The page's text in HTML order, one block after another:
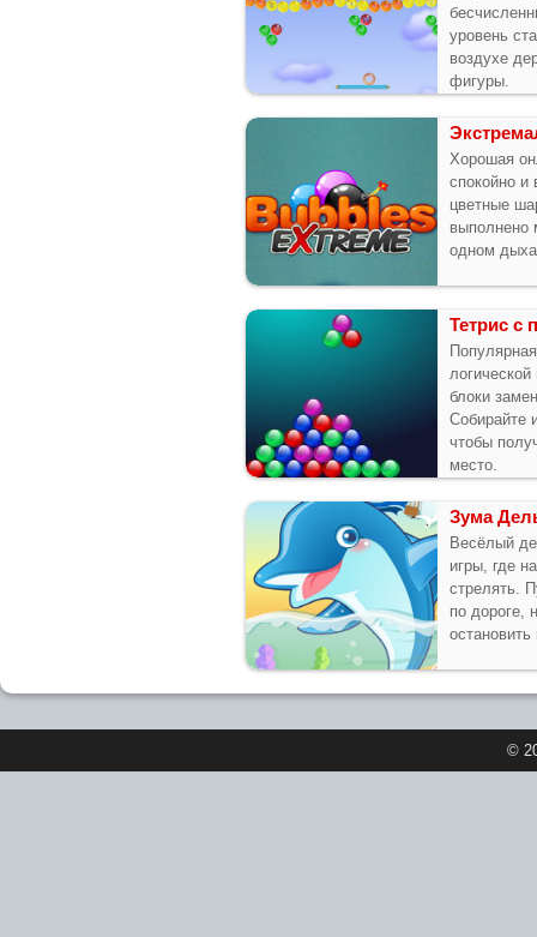
уровень
воздухе
фигуры.
Хорошая
спокойно и
цветные
выполнено
одном
Тетрис с
блоки
Собирайте
чтобы
место.
Зума
Весёлый
игры, где
стрелять.
по дороге,
©